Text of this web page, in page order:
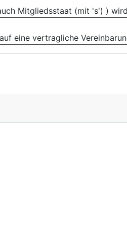
Mitgliedsstaat (mit 's') )
eine vertragliche